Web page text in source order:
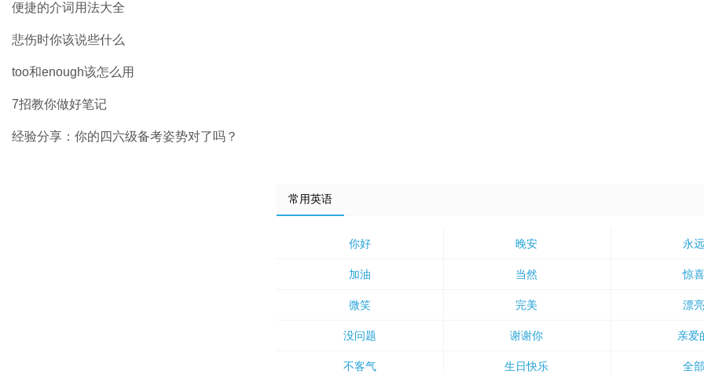
便捷的介词用法大全
悲伤时你该说些什么
too和enough该怎么用
7招教你做好笔记
经验分享：你的四六级备考姿势对了吗？
常用英语
你好 晚安 永远
加油 当然 惊喜
微笑 完美 漂亮
没问题 谢谢你 亲爱
不客气 生日快乐 全部